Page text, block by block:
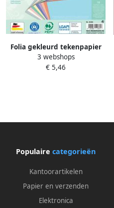
Folia gekleurd tekenpapier
130 g ft 21 x 29 7 cm A4
geassorteerde kleuren pastel
3 webshops
€ 5,46
Populaire categorieën
Kantoorartikelen
Papier en verzenden
Elektronica